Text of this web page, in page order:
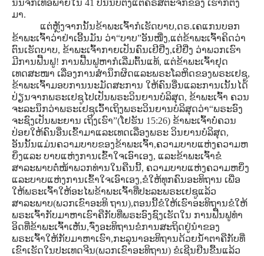
ນັ້ນຈັກເທື່ອພາຍໃນ 41 ປີນີ້ນັບຕັ້ງແຕ່ຄຣິສຕະຈັກຂອງ ເຮົາກໍ່ຕັ້ງ
ມາ.
ແຕ່ຫຼັງຈາກນັ້ນຂ້າພະເຈົ້າກໍເຮັດບາບ,ດຣ.ເຄແກນບອກ
ຂ້າພະເຈົ້າວ່າຢ່າເອີ້ນມັນ ວ່າ“ບາບ”ອັນໜື່ງ,ແຕ່ຂ້າພະເຈົ້າຄິດວ່າ
ຕົນເຮັດບາບ, ຂ້າພະເຈົ້າກາຍເປັນຄົນເຢີຢີ່ງ,ເຢີຢີ່ງ ວ່າພວກເຮົາ
ມີການຟື້ນຟູ! ການຟື້ນຟູຫາກໍເລີ່ມຕົ້ນແທ້, ແຕ່ຂ້າພະເຈົ້າຢຸດ
ເທດສະໜາ ເລື່ອງການສໍານຶກຜິດແລະພຣະໂລຫິດຂອງພຣະເຢຊູ,
ຂ້າພະເຈົ້າມອບການນະມັດສະການ ໃຫ້ຄົນອື່ນແລະການເນັ້ນໄດ້
ປ່ຽນຈາກພຣະເຢຊູໄປເປັນພຣະວິນຍານບໍລິສຸດ, ຂ້າພະເຈົ້າ ຄວນ
ຈະລະນຶກວ່າພຣະເຢຊູເວົ້າເຖິງພຣະວິນຍານບໍລິສຸດວ່າ“ພຣະອົງ
ຈະຊົງເປັນພະຍານ ເຖິງເຮົາ”(ໂຢຮັນ 15:26) ຂ້າພະເຈົ້າບໍ່ຄວນ
ປ່ອຍໃຫ້ຄົນອື່ນເຂົ້າມາແລະເທດເລື່ອງພຣະ ວິນຍານບໍລິສຸດ,
ອັນນັ້ນແມ່ນຄວາມບາບຂອງຂ້າພະເຈົ້າ,ຄວາມບາບແຫ່ງຄວາມຫ
ຍິ່ງແລະ ບາບແຫ່ງການເຂົ້າໃຈເອົາເອງ, ແລະຂ້າພະເຈົ້າຂໍ
ສາລະພາບຕໍ່ໜ້າພວກທ່ານໃນຄືນນີ້, ຄວາມບາບແຫ່ງຄວາມຫຍິ່ງ
ແລະບາບແຫ່ງການເຂົ້າໃຈເອົາເອງ,ຂໍໃຫ້ທຸກຄົນອະທິຖານ ເພື່ອ
ໃຫ້ພຣະເຈົ້າໃຫ້ອະໄພຂ້າພະເຈົ້າທີ່ປະລະພຣະເຢຊູແລ້ວ
ສາລະພາບ(ພວກເຂົາອະທິ ຖານ),ຕອນນີ້ຂໍໃຫ້ເຮົາອະທິຖານຂໍໃຫ້
ພຣະເຈົ້າກັບມາຫາເຮົາຄືກັບທີ່ພຣະອົງຊົງເຮັດໃນ ການຟື້ນຟູທໍາ
ອິດທີ່ຂ້າພະເຈົ້າເຫັນ,ຈົ່ງອະທິຖານຂໍການສະຖິດຢູ່ນໍາຂອງ
ພຣະເຈົ້າໃຫ້ກັບມາຫາເຮົາ,ກະລຸນາອະທິຖານດ້ວຍນໍ້າຕາຄືກັບທີ່
ເຂົາເຮັດໃນປະເທດຈີນ(ພວກເຂົາອະທິຖານ) ຂໍເຊີນຢືນຂື້ນແລ້ວ